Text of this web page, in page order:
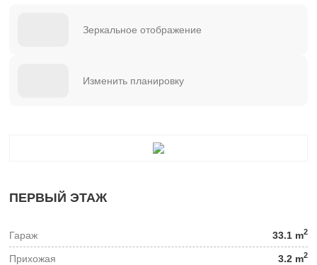
Зеркальное отображение
Изменить планировку
ПЕРВЫЙ ЭТАЖ
Гараж 33.1 m2
Прихожая 3.2 m2